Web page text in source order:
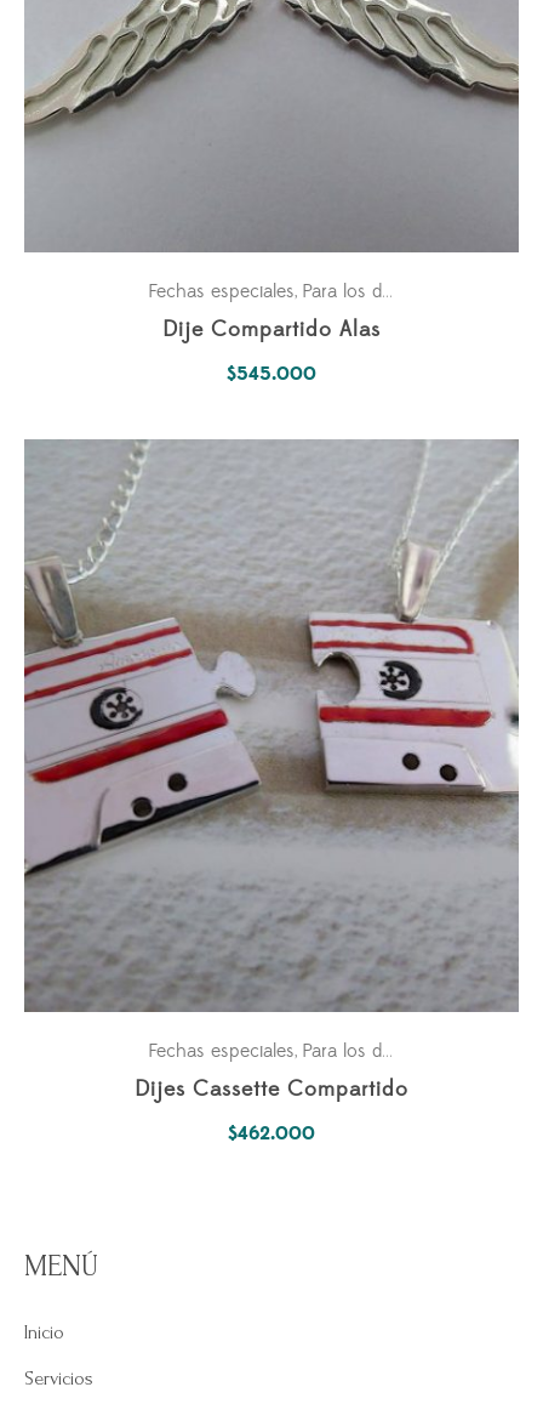
Fechas especiales, Para los dos
Dije Compartido Alas
$545.000
Fechas especiales, Para los dos
Dijes Cassette Compartido
$462.000
MENÚ
Inicio
Servicios